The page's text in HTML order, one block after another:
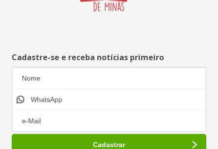
Cadastre-se e receba notícias primeiro